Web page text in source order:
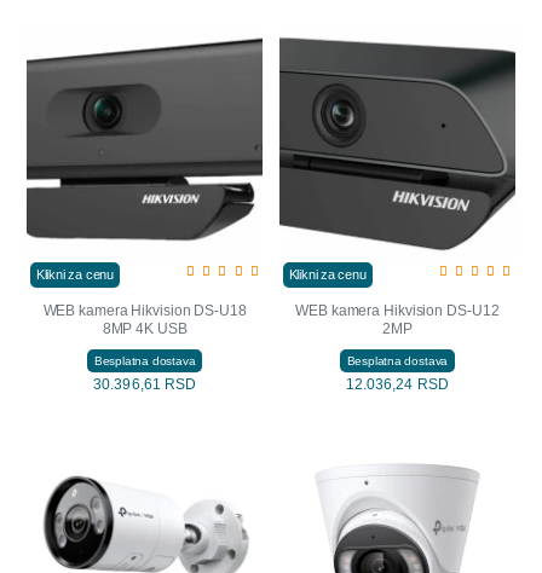
Klikni za cenu
WEB kamera Hikvision DS-U18
8MP 4K USB
Besplatna dostava
30.396,61 RSD
Klikni za cenu
WEB kamera Hikvision DS-U12
2MP
Besplatna dostava
12.036,24 RSD